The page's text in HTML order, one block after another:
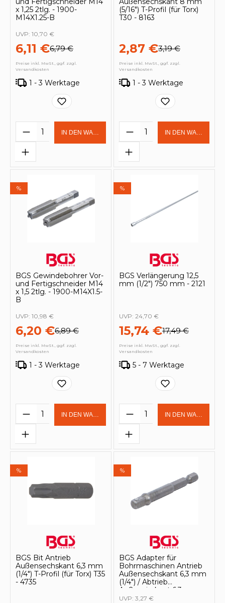
x 1,25 2tlg. - 1900-
M14X1.25-B
6,11 €6,79 €
UVP: 10,70 €
Preise inkl. MwSt., ggf. zzgl.
Versandkosten
1 - 3 Werktage
Produkt Anzahl: Gib den
IN DEN WARENKORB
(5/16") T-Profil (für Torx)
T30 - 8163
2,87 €3,19 €
Preise inkl. MwSt., ggf. zzgl.
Versandkosten
1 - 3 Werktage
Produkt Anzahl:
IN DEN
%
BGS Gewindebohrer Vor-
und Fertigschneider M14
x 1,5 2tlg. - 1900-M14X1.5-
B
6,20 €6,89 €
UVP: 10,98 €
Preise inkl. MwSt., ggf. zzgl.
Versandkosten
1 - 3 Werktage
Produkt Anzahl: Gib den
IN DEN WARENKORB
%
BGS Verlängerung 12,5
mm (1/2") 750 mm - 2121
15,74 €17,49 €
UVP: 24,70 €
Preise inkl. MwSt., ggf. zzgl.
Versandkosten
5 - 7 Werktage
Produkt Anzahl:
IN DEN
%
BGS Bit Antrieb
Außensechskant 6,3 mm
(1/4") T-Profil (für Torx) T35
- 4735
%
BGS Adapter für
Bohrmaschinen Antrieb
Außensechskant 6,3 mm
(1/4") / Abtrieb
Außenvierkant 6,3 mm
(1/4") - 9685-1
UVP: 3,27 €